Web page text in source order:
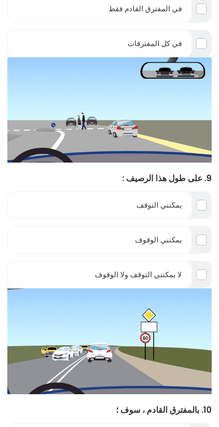
في المفترق القادم فقط
في كل المفترقات
9. على طول هذا الرصيف :
يمكنني التوقف
يمكنني الوقوف
لا يمكنني التوقف ولا الوقوف
10. بالمفترق القادم ، سوف ؛